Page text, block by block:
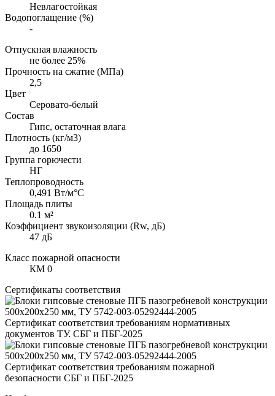
Невлагостойкая
Водопоглащение (%)
-
Отпускная влажность
не более 25%
Прочность на сжатие (МПа)
2,5
Цвет
Серовато-белый
Состав
Гипс, остаточная влага
Плотность (кг/м3)
до 1650
Группа горючести
НГ
Теплопроводность
0,491 Вт/м°С
Площадь плиты
0.1 м²
Коэффициент звукоизоляции (Rw, дБ)
47 дБ
Класс пожарной опасности
КМ 0
Сертификаты соответствия
Сертификат соответствия требованиям нормативных
документов ТУ. СБГ и ПБГ-2025
Сертификат соответствия требованиям пожарной
безопасности СБГ и ПБГ-2025